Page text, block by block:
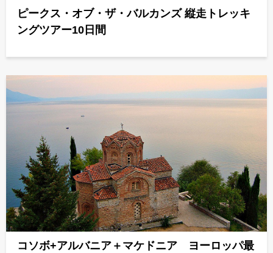
ピークス・オブ・ザ・バルカンズ 縦走トレッキ
ングツアー10日間
コソボ+アルバニア＋マケドニア ヨーロッパ最